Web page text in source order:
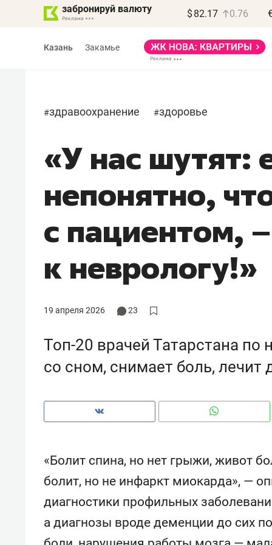
забронируй валюту $ 82.17 0.76
Казань Закамье
#здравоохранение #здоровье
«У нас шутят:
непонятно,
с пациентом,
к неврологу!»
19 апреля 2026 23
Топ-20 врачей Татарстана
со сном, снимает боль, лечит
«Болит спина, но нет грыжи, живот
болит, но не инфаркт миокарда», —
диагностики профильных
а диагнозы вроде деменции до сих
Василь Мазитов
МАРТ
«Не зная местных
правил, бизнес может
потерять минимум
Как бизнесу выйти на зарубежные
рынки, почему надо знать
Как ГК «МИР ГРУПП» и ВТБ
создают оазис жилого
комфорта под Казанью
150
ID